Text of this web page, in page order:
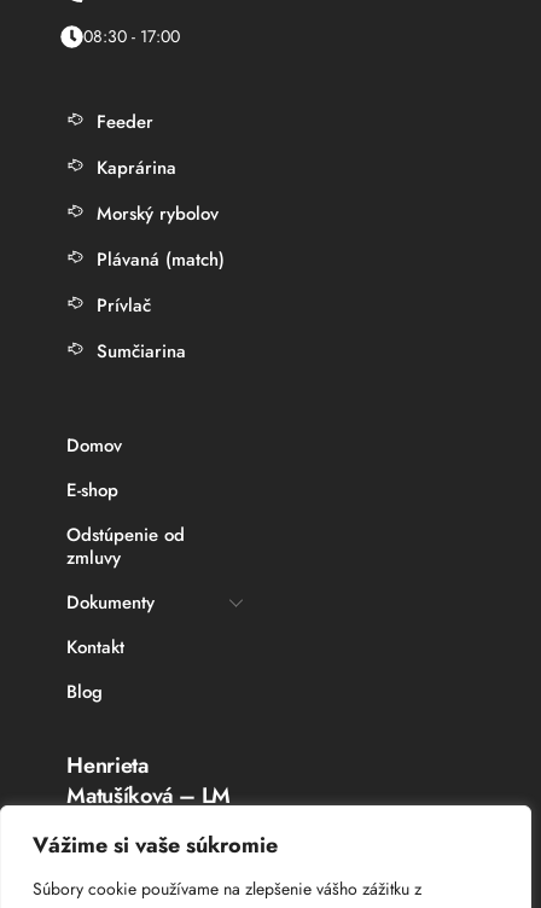
Vážime si vaše súkromie
Súbory cookie používame na zlepšenie vášho zážitku z
08:30 - 17:00
Feeder
Kaprárina
Morský rybolov
Plávaná (match)
Prívlač
Sumčiarina
Domov
E-shop
Odstúpenie od
zmluvy
Dokumenty
Kontakt
Blog
Henrieta
Matušíková – LM
Rybárske potreby
Topoľčany